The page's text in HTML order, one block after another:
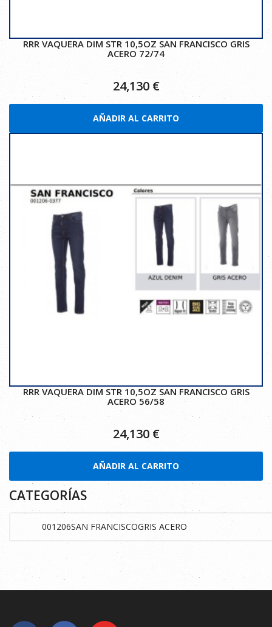
RRR VAQUERA DIM STR 10,5OZ SAN FRANCISCO GRIS
ACERO 72/74
24,130€
AÑADIR AL CARRITO
RRR VAQUERA DIM STR 10,5OZ SAN FRANCISCO GRIS
ACERO 56/58
24,130 €
AÑADIR AL CARRITO
CATEGORÍAS